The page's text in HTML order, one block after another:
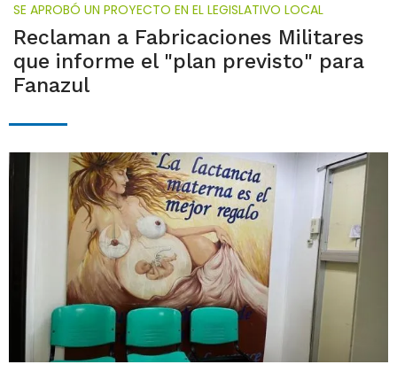
SE APROBÓ UN PROYECTO EN EL LEGISLATIVO LOCAL
Reclaman a Fabricaciones Militares
que informe el "plan previsto" para
Fanazul